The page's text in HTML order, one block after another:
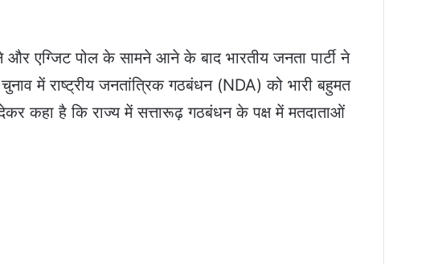
और एग्जिट पोल के सामने आने के बाद भारतीय जनता पार्टी ने
चुनाव में राष्ट्रीय जनतांत्रिक गठबंधन (NDA) को भारी बहुमत
कहा है कि राज्य में सत्तारूढ़ गठबंधन के पक्ष में मतदाताओं